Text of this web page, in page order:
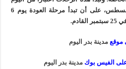
لتنتهى مرحلة الذهاب في 26 أغسطس، على أن تبدأ مرحلة العودة يوم 6
موقع مدينة بدر اليوم
على الفيس بوك مدينة بدر اليوم